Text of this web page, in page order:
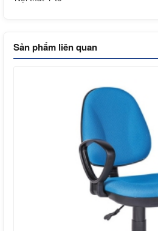
Sản phẩm liên quan